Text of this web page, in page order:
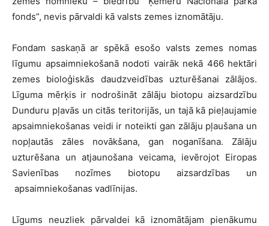
fonds”, nevis pārvaldi kā valsts zemes iznomātāju.
Fondam saskaņā ar spēkā esošo valsts zemes nomas
līgumu apsaimniekošanā nodoti vairāk nekā 466 hektāri
zemes bioloģiskās daudzveidības uzturēšanai zālājos.
Līguma mērķis ir nodrošināt zālāju biotopu aizsardzību
Dunduru pļavās un citās teritorijās, un tajā kā pieļaujamie
apsaimniekošanas veidi ir noteikti gan zālāju pļaušana un
nopļautās zāles novākšana, gan noganīšana. Zālāju
uzturēšana un atjaunošana veicama, ievērojot Eiropas
Savienības nozīmes biotopu aizsardzības un
apsaimniekošanas vadlīnijas.
Līgums neuzliek pārvaldei kā iznomātājam pienākumu